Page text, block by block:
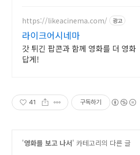
https://likeacinema.com/ 광고
라이크어시네마
갓 튀긴 팝콘과 함께 영화를 더 영화
답게!
41 구독하기
'영화를 보고 나서' 카테고리의 다른 글